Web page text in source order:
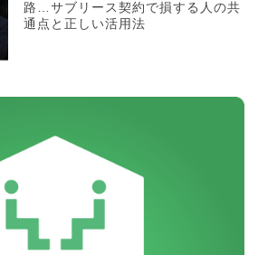
路…サブリース契約で損する人の共
通点と正しい活用法